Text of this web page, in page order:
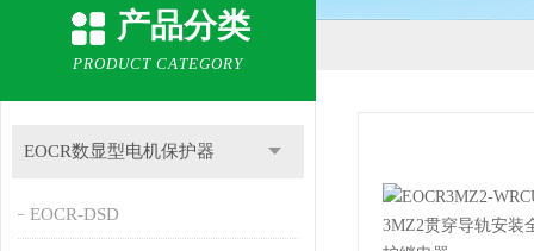
产品分类
PRODUCT CATEGORY
EOCR数显型电机保护器
EOCR-DSD